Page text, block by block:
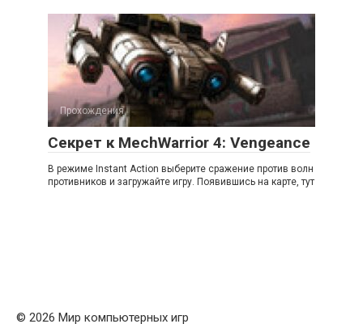
Прохождения
Секрет к MechWarrior 4: Vengeance
В режиме Instant Action выберите сражение против волн
противников и загружайте игру. Появившись на карте, тут
© 2026 Мир компьютерных игр